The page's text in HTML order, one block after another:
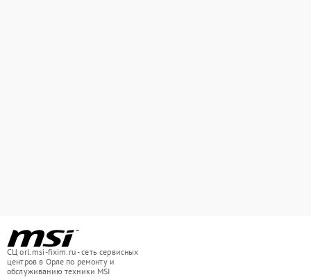
СЦ orl.msi-fixim.ru - сеть сервисных
центров в Орле по ремонту и
обслуживанию техники MSI